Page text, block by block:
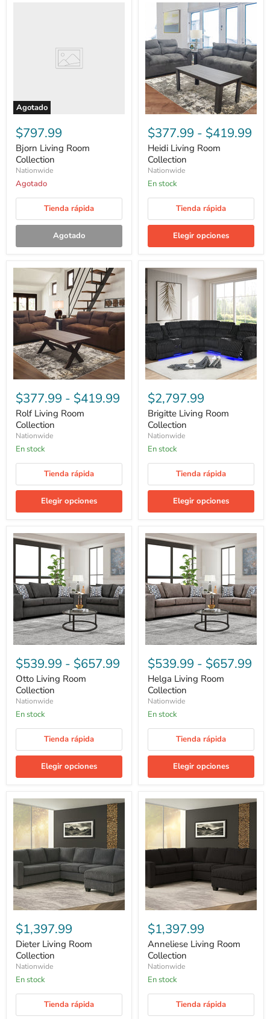
Agotado
$797.99
Bjorn Living Room
Collection
Nationwide
Agotado
Tienda rápida
Agotado
Heidi
Living
Room
Collection
$377.99 - $419.99
Heidi Living Room
Collection
Nationwide
En stock
Tienda rápida
Elegir opciones
Rolf
Living
Room
Collection
$377.99 - $419.99
Rolf Living Room
Collection
Nationwide
En stock
Tienda rápida
Elegir opciones
Brigitte
Living
Room
Collection
$2,797.99
Brigitte Living Room
Collection
Nationwide
En stock
Tienda rápida
Elegir opciones
Otto
Living
Collection
$539.99 - $657.99
Otto Living Room
Collection
Nationwide
En stock
Tienda rápida
Elegir opciones
Helga
Living
Collection
$539.99 - $657.99
Helga Living Room
Collection
Nationwide
En stock
Tienda rápida
Elegir opciones
Dieter
Living
Room
Collection
$1,397.99
Dieter Living Room
Collection
Nationwide
En stock
Tienda rápida
Anneliese
Room
Collection
$1,397.99
Anneliese Living Room
Collection
Nationwide
En stock
Tienda rápida